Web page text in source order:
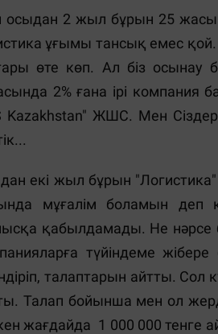
2 жыл бұрын 25
ұғымы тансық емес қой.
өте көп. Ал біз осынау
2% ғана ірі компания
Kazakhstan" ЖШС. Мен
екі жыл бұрын
мұғалім боламын деп
қабылдамады. Не нәрсе
түйіндеме
талаптарын айтты.
Талап бойынша мен ол
жағдайда 1 000 000 тенге